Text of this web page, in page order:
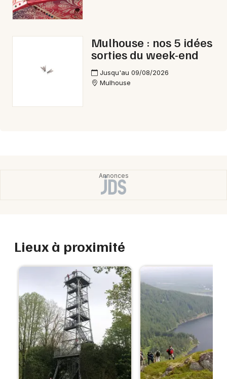
Mulhouse : nos 5 idées
sorties du week-end
Jusqu'au 09/08/2026
Mulhouse
Lieux à proximité